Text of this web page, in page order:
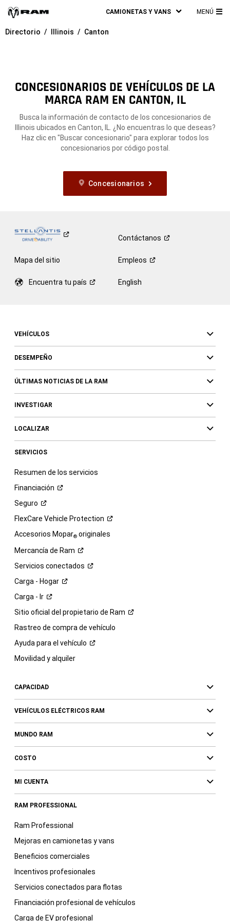
CAMIONETAS Y VANS MENÚ
Directorio Illinois Canton
CONCESIONARIOS DE VEHÍCULOS DE LA
MARCA RAM EN CANTON, IL
Busca la información de contacto de los concesionarios de
Illinois ubicados en Canton, IL. ¿No encuentras lo que deseas?
Haz clic en "Buscar concesionario" para explorar todos los
concesionarios por código postal.
Concesionarios
Contáctanos
Mapa del sitio Empleos
Encuentra tu país English
VEHÍCULOS
DESEMPEÑO
ÚLTIMAS NOTICIAS DE LA RAM
INVESTIGAR
LOCALIZAR
SERVICIOS
Resumen de los servicios
Financiación
Seguro
FlexCare Vehicle Protection
Accesorios Mopar®originales
Mercancía de Ram
Servicios conectados
Carga - Hogar
Carga - Ir
Sitio oficial del propietario de Ram
Rastreo de compra de vehículo
Ayuda para el vehículo
Movilidad y alquiler
CAPACIDAD
VEHÍCULOS ELÉCTRICOS RAM
MUNDO RAM
COSTO
MI CUENTA
RAM PROFESSIONAL
Ram Professional
Mejoras en camionetas y vans
Beneficios comerciales
Incentivos profesionales
Servicios conectados para flotas
Financiación profesional de vehículos
Carga de EV profesional